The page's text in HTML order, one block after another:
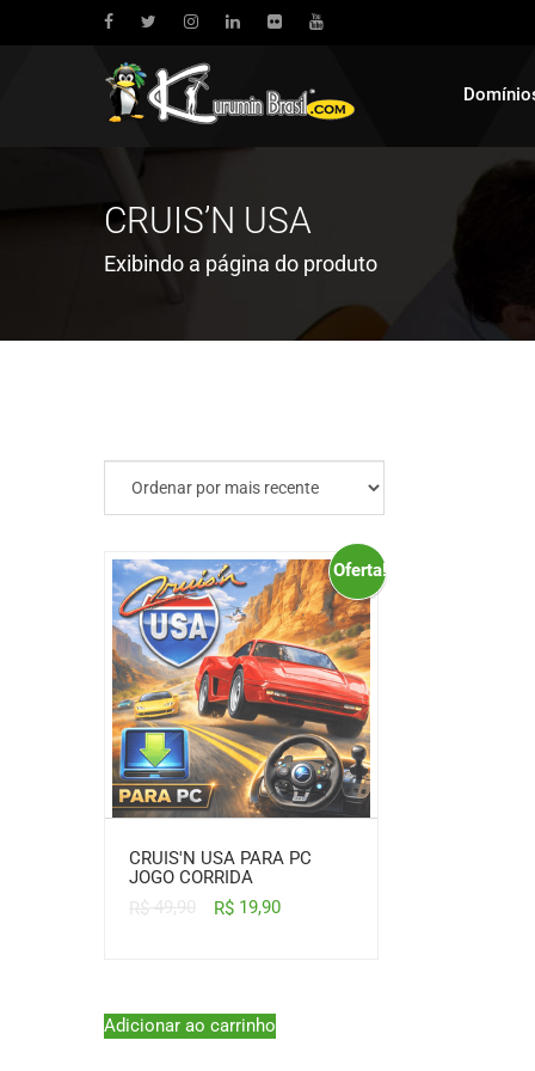
CRUIS’N USA
Exibindo a página do produto
Oferta!
CRUIS'N USA PARA PC
JOGO CORRIDA
R$49,90 R$ 19,90
Adicionar ao carrinho